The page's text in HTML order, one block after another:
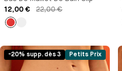
12,00 €
22,00 €
-20% supp. dès 3 Petits Prix